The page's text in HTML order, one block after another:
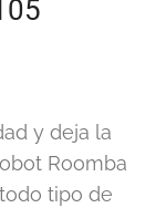
y deja la
Roomba
tipo de